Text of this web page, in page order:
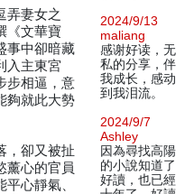
弄妻女之
《文華寶
事中卻暗藏
入主東宮
步相逼，意
夠就此大勢
，卻又被扯
薰心的官員
心靜氣、
2024/9/13
maliang
感谢好读，无
私的分享，伴
我成长，感动
到我泪流。
2024/9/7
Ashley
因為尋找高陽
的小說知道了
好讀，也已經